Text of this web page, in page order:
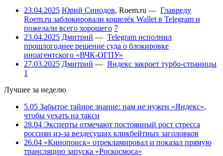
23.04.2025 Юрий Синодов, Roem.ru — Главреду
Roem.ru заблокировали кошелёк Wallet в Telegram и
пожелали всего хорошего 7
23.04.2025 Дмитрий — Telegram исполнил
прошлогоднее решение суда о блокировке
иноагентского «ВЧК-ОГПУ»
27.03.2025 Дмитрий — Яндекс закроет турбо-страницы
1
Лучшее за неделю
5.05 Забытое тайное знание: нам не нужен «Яндекс»,
чтобы уехать на такси
28.04 Эксперты отмечают постоянный рост стресса
россиян из-за вездесущих кликбейтных заголовков
26.04 «Кинопоиск» отрекламировал и показал прямую
трансляцию запуска «Роскосмоса»